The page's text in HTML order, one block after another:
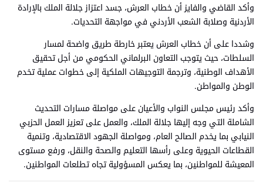
وأكد القاضي والفايز أن خطاب العرش، جسد اعتزاز جلالة الملك بالإرادة
الأردنية وصلابة الشعب الأردني في مواجهة التحديات.
وشددا على أن خطاب العرش يعتبر خارطة طريق واضحة لمسار
السلطات، حيث يتوجب التعاون البرلماني الحكومي من أجل تحقيق
الأهداف الوطنية، وترجمة التوجيهات الملكية إلى خطوات عملية تخدم
الوطن والمواطن.
وأكد رئيس مجلس النواب والأعيان على مواصلة مسارات التحديث
الشاملة التي وجه إليها جلالة الملك، والعمل على تعزيز العمل الحزبي
النيابي بما يخدم الصالح العام، ومواصلة الجهود الاقتصادية، وتنمية
القطاعات الحيوية وعلى رأسها التعليم والصحة والنقل، ورفع مستوى
المعيشة للمواطنين، بما يعكس المسؤولية تجاه تطلعات المواطنين.